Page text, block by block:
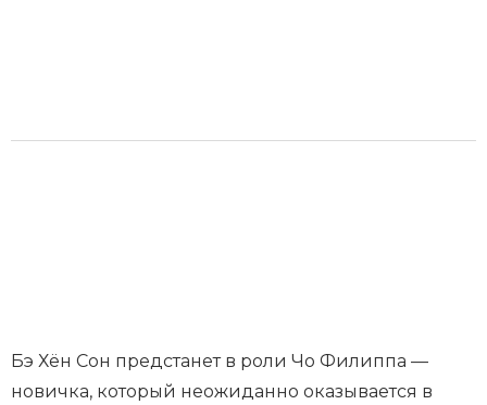
Бэ Хён Сон предстанет в роли Чо Филиппа —
новичка, который неожиданно оказывается в